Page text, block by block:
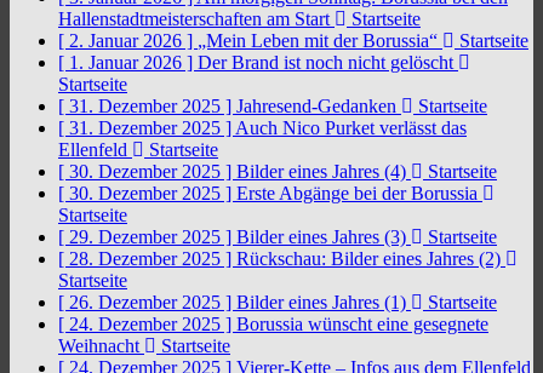
Hallenstadtmeisterschaften am Start
Startseite
[ 2. Januar 2026 ] „Mein Leben mit der Borussia“
Startseite
[ 1. Januar 2026 ] Der Brand ist noch nicht gelöscht
Startseite
[ 31. Dezember 2025 ] Jahresend-Gedanken
Startseite
[ 31. Dezember 2025 ] Auch Nico Purket verlässt das
Ellenfeld
Startseite
[ 30. Dezember 2025 ] Bilder eines Jahres (4)
Startseite
[ 30. Dezember 2025 ] Erste Abgänge bei der Borussia
Startseite
[ 29. Dezember 2025 ] Bilder eines Jahres (3)
Startseite
[ 28. Dezember 2025 ] Rückschau: Bilder eines Jahres (2)
Startseite
[ 26. Dezember 2025 ] Bilder eines Jahres (1)
Startseite
[ 24. Dezember 2025 ] Borussia wünscht eine gesegnete
Weihnacht
Startseite
[ 24. Dezember 2025 ] Vierer-Kette – Infos aus dem Ellenfeld